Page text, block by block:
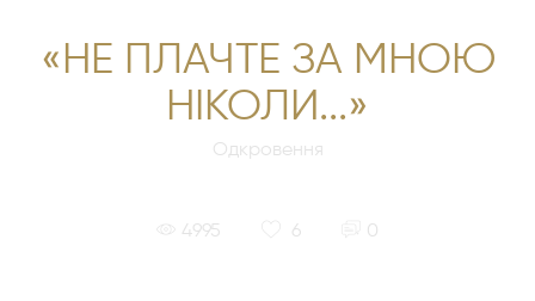
«НЕ ПЛАЧТЕ ЗА МНОЮ
НІКОЛИ...»
Одкровення
4995 6 0